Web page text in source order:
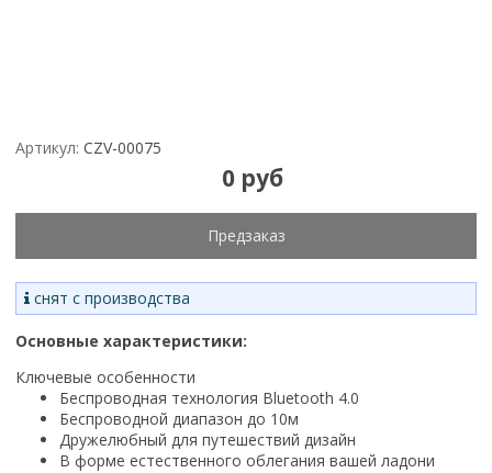
Артикул: CZV-00075
0 руб
Предзаказ
снят с производства
Основные характеристики:
Ключевые особенности
Беспроводная технология Bluetooth 4.0
Беспроводной диапазон до 10м
Дружелюбный для путешествий дизайн
В форме естественного облегания вашей ладони